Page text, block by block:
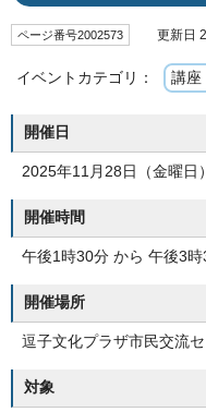
ページ番号2002573 更新日
イベントカテゴリ： 講座
開催日
2025年11月28日（金曜日）
開催時間
午後1時30分 から 午後3
開催場所
逗子文化プラザ市民交流
対象